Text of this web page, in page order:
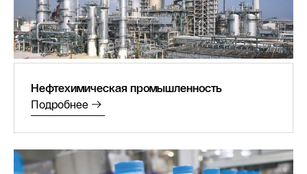
Нефтехимическая промышленность
Подробнее